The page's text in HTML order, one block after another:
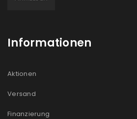
Informationen
Aktionen
Versand
Finanzierung